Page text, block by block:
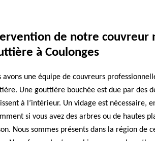
de notre couvreur
à Coulonges
avons une équipe de couvreurs
Une gouttière bouchée est due par des
à l’intérieur. Un vidage est nécessaire,
si vous avez des arbres ou de hautes
Nous sommes présents dans la région de